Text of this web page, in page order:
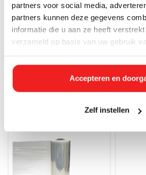
partners voor social media,
partners kunnen deze gegevens
informatie die u aan ze heeft
verzameld op basis van uw gebruik
Accepteren en
Zelf instellen
Bouwfolie | Afdekfolie | 6 x 50
€25,65 Incl. btw